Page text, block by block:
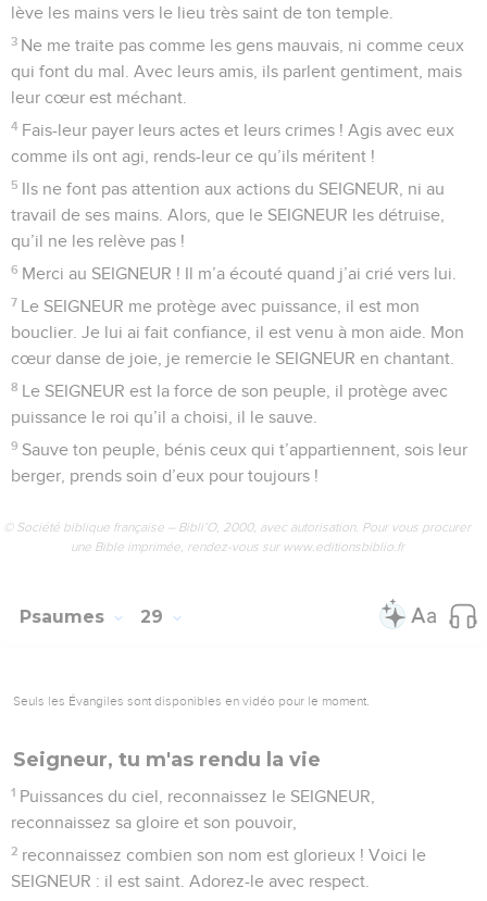
lève les mains vers le lieu très saint de ton temple.
3 Ne me traite pas comme les gens mauvais, ni comme ceux
qui font du mal. Avec leurs amis, ils parlent gentiment, mais
leur cœur est méchant.
4 Fais-leur payer leurs actes et leurs crimes ! Agis avec eux
comme ils ont agi, rends-leur ce qu’ils méritent !
5 Ils ne font pas attention aux actions du SEIGNEUR, ni au
travail de ses mains. Alors, que le SEIGNEUR les détruise,
qu’il ne les relève pas !
6 Merci au SEIGNEUR ! Il m’a écouté quand j’ai crié vers lui.
7 Le SEIGNEUR me protège avec puissance, il est mon
bouclier. Je lui ai fait confiance, il est venu à mon aide. Mon
cœur danse de joie, je remercie le SEIGNEUR en chantant.
8 Le SEIGNEUR est la force de son peuple, il protège avec
puissance le roi qu’il a choisi, il le sauve.
9 Sauve ton peuple, bénis ceux qui t’appartiennent, sois leur
berger, prends soin d’eux pour toujours !
© Société biblique française – Bibli’O, 2000, avec autorisation. Pour vous procurer
une Bible imprimée, rendez-vous sur www.editionsbiblio.fr
Psaumes 29
Seuls les Évangiles sont disponibles en vidéo pour le moment.
Seigneur, tu m'as rendu la vie
1 Puissances du ciel, reconnaissez le SEIGNEUR,
reconnaissez sa gloire et son pouvoir,
2 reconnaissez combien son nom est glorieux ! Voici le
SEIGNEUR : il est saint. Adorez-le avec respect.